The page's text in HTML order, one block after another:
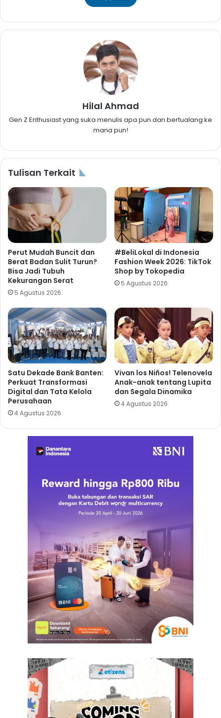
Hilal Ahmad
Gen Z Enthusiast yang suka menulis apa pun dan bertualang ke
mana pun!
Tulisan Terkait
Perut Mudah Buncit dan
Berat Badan Sulit Turun?
Bisa Jadi Tubuh
Kekurangan Serat
5 Agustus 2026
#BeliLokal di Indonesia
Fashion Week 2026: TikTok
Shop by Tokopedia
5 Agustus 2026
Satu Dekade Bank Banten:
Perkuat Transformasi
Digital dan Tata Kelola
Perusahaan
4 Agustus 2026
Vivan los Niños! Telenovela
Anak-anak tentang Lupita
dan Segala Dinamika
4 Agustus 2026